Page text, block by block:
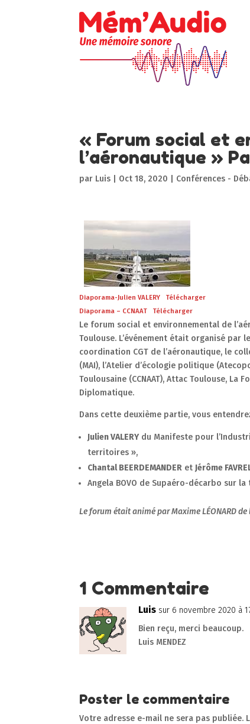
« Forum social et
l’aéronautique »
par Luis Oct 18, 2020 Conférences -
Diaporama-Julien VALERY
Télécharger
Diaporama – CCNAAT
Télécharger
Le forum social et environnemental de
Toulouse. L’événement était organisé par
coordination CGT de l’aéronautique, le
(MAI), l’Atelier d’écologie politique
Toulousaine (CCNAAT), Attac Toulouse,
Diplomatique.
Dans cette deuxième partie, vous
Julien VALERYdu Manifeste pour
territoires »,
Chantal BEERDEMANDER et Jérôme
Angela BOVO de Supaéro-décarbo sur
Le forum était animé par Maxime LÉONARD
1 Commentaire
Luis sur 6 novembre 2020 à
Bien reçu, merci beaucoup.
Luis MENDEZ
Poster le commentaire
Votre adresse e-mail ne sera pas publiée.